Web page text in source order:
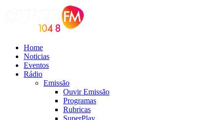
Home
Noticias
Eventos
Rádio
Emissão
Ouvir Emissão
Programas
Rubricas
SuperPlay